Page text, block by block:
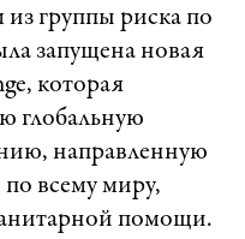
группы риска по
запущена новая
которая
глобальную
направленную
по всему миру,
помощи.